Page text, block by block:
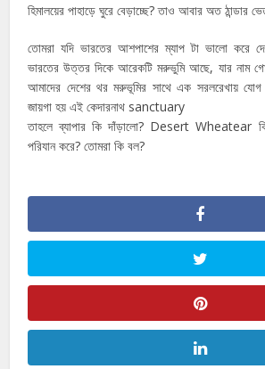
হিমালয়ের পাহাড়ে ঘুরে বেড়াচ্ছে? তাও আবার অত ঠান্ডার
তোমরা যদি ভারতের আশপাশের ম্যাপ টা ভালো করে
ভারতের উত্তর দিকে আরেকটি মরুভুমি আছে, যার নাম
আমাদের দেশের থর মরুভূমির সাথে এক সরলরেখায়
জায়গা হয় এই কেদারনাথ sanctuary
তাহলে ব্যাপার কি দাঁড়ালো? Desert Wheatear
পরিযান করে? তোমরা কি বল?